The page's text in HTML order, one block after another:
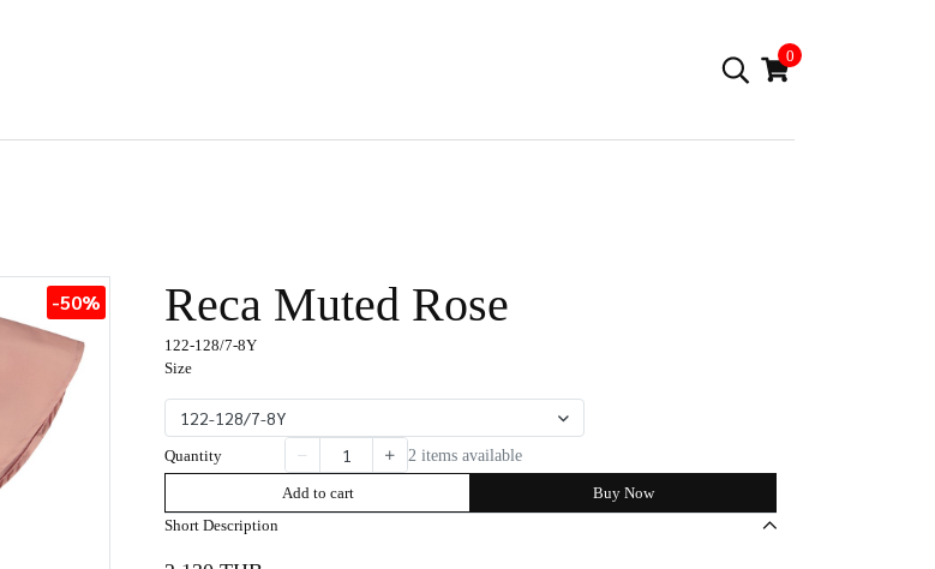
0
-50% Reca Muted Rose
122-128/7-8Y
Size
122-128/7-8Y
Quantity 2 items available
Add to cart
Buy Now
Short Description